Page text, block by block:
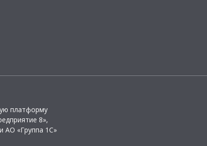
платформу
8»,
АО «Группа 1С»